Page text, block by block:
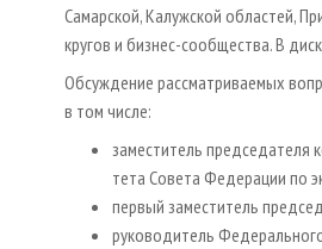
Самарской, Калужской областей,
кругов и бизнес-сообщества. В
Обсуждение рассматриваемых
в том числе:
заместитель председателя
тета Совета Федерации по
первый заместитель
руководитель